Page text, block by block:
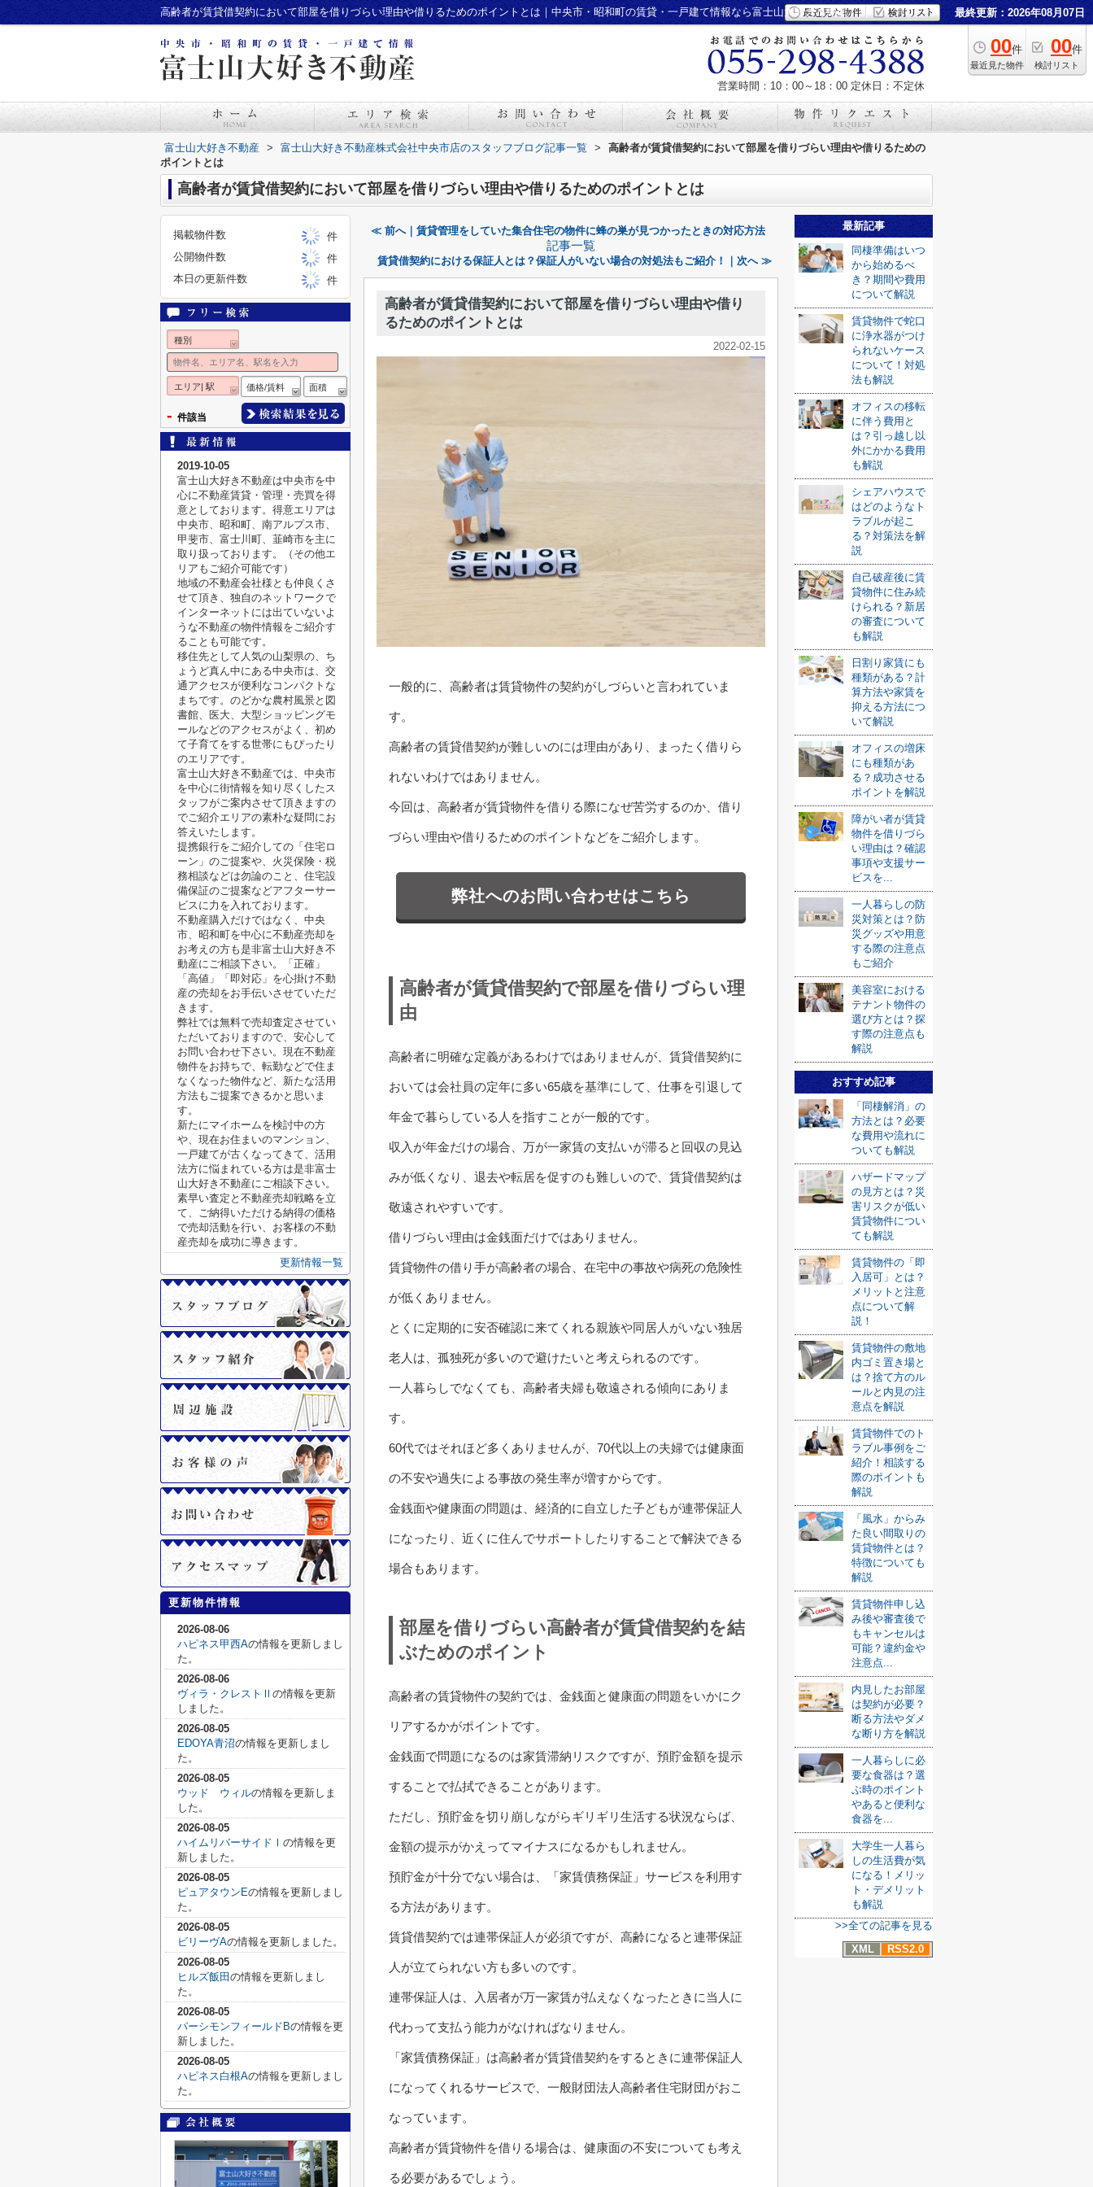
高齢者が賃貸借契約において部屋を借りづらい理由や借りるためのポイントとは｜中央市・昭和町の賃貸・一戸建て情報なら富士山大好き不動産 最終更新：2026年08月07日
00件
最近見た物件
00件
検討リスト
営業時間：10：00～18：00 定休日：不定休
富士山大好き不動産 > 富士山大好き不動産株式会社中央市店のスタッフブログ記事一覧 >
高齢者が賃貸借契約において部屋を借りづらい理由や借りるための
ポイントとは
高齢者が賃貸借契約において部屋を借りづらい理由や借りるためのポイントとは
≪ 前へ｜賃貸管理をしていた集合住宅の物件に蜂の巣が見つかったときの対応方法
記事一覧
賃貸借契約における保証人とは？保証人がいない場合の対処法もご紹介！｜次へ ≫
高齢者が賃貸借契約において部屋を借りづらい理由や借り
るためのポイントとは
2022-02-15
一般的に、高齢者は賃貸物件の契約がしづらいと言われていま
す。
高齢者の賃貸借契約が難しいのには理由があり、まったく借りら
れないわけではありません。
今回は、高齢者が賃貸物件を借りる際になぜ苦労するのか、借り
づらい理由や借りるためのポイントなどをご紹介します。
弊社へのお問い合わせはこちら
高齢者が賃貸借契約で部屋を借りづらい理
由
高齢者に明確な定義があるわけではありませんが、賃貸借契約に
おいては会社員の定年に多い65歳を基準にして、仕事を引退して
年金で暮らしている人を指すことが一般的です。
収入が年金だけの場合、万が一家賃の支払いが滞ると回収の見込
みが低くなり、退去や転居を促すのも難しいので、賃貸借契約は
敬遠されやすいです。
借りづらい理由は金銭面だけではありません。
賃貸物件の借り手が高齢者の場合、在宅中の事故や病死の危険性
が低くありません。
とくに定期的に安否確認に来てくれる親族や同居人がいない独居
老人は、孤独死が多いので避けたいと考えられるのです。
一人暮らしでなくても、高齢者夫婦も敬遠される傾向にありま
す。
60代ではそれほど多くありませんが、70代以上の夫婦では健康面
の不安や過失による事故の発生率が増すからです。
金銭面や健康面の問題は、経済的に自立した子どもが連帯保証人
になったり、近くに住んでサポートしたりすることで解決できる
場合もあります。
部屋を借りづらい高齢者が賃貸借契約を結
ぶためのポイント
高齢者の賃貸物件の契約では、金銭面と健康面の問題をいかにク
リアするかがポイントです。
金銭面で問題になるのは家賃滞納リスクですが、預貯金額を提示
することで払拭できることがあります。
ただし、預貯金を切り崩しながらギリギリ生活する状況ならば、
金額の提示がかえってマイナスになるかもしれません。
預貯金が十分でない場合は、「家賃債務保証」サービスを利用す
る方法があります。
賃貸借契約では連帯保証人が必須ですが、高齢になると連帯保証
人が立てられない方も多いのです。
連帯保証人は、入居者が万一家賃が払えなくなったときに当人に
代わって支払う能力がなければなりません。
「家賃債務保証」は高齢者が賃貸借契約をするときに連帯保証人
になってくれるサービスで、一般財団法人高齢者住宅財団がおこ
なっています。
高齢者が賃貸物件を借りる場合は、健康面の不安についても考え
る必要があるでしょう。
最新記事
同棲準備はいつ
から始めるべ
き？期間や費用
について解説
賃貸物件で蛇口
に浄水器がつけ
られないケース
について！対処
法も解説
オフィスの移転
に伴う費用と
は？引っ越し以
外にかかる費用
も解説
シェアハウスで
はどのようなト
ラブルが起こ
る？対策法を解
説
自己破産後に賃
貸物件に住み続
けられる？新居
の審査について
も解説
日割り家賃にも
種類がある？計
算方法や家賃を
抑える方法につ
いて解説
オフィスの増床
にも種類があ
る？成功させる
ポイントを解説
障がい者が賃貸
物件を借りづら
い理由は？確認
事項や支援サー
ビスを...
一人暮らしの防
災対策とは？防
災グッズや用意
する際の注意点
もご紹介
美容室における
テナント物件の
選び方とは？探
す際の注意点も
解説
おすすめ記事
「同棲解消」の
方法とは？必要
な費用や流れに
ついても解説
ハザードマップ
の見方とは？災
害リスクが低い
賃貸物件につい
ても解説
賃貸物件の「即
入居可」とは？
メリットと注意
点について解
説！
賃貸物件の敷地
内ゴミ置き場と
は？捨て方のル
ールと内見の注
意点を解説
賃貸物件でのト
ラブル事例をご
紹介！相談する
際のポイントも
解説
「風水」からみ
た良い間取りの
賃貸物件とは？
特徴についても
解説
賃貸物件申し込
み後や審査後で
もキャンセルは
可能？違約金や
注意点...
内見したお部屋
は契約が必要？
断る方法やダメ
な断り方を解説
一人暮らしに必
要な食器は？選
ぶ時のポイント
やあると便利な
食器を...
大学生一人暮ら
しの生活費が気
になる！メリッ
ト・デメリット
も解説
>>全ての記事を見る
XML
RSS2.0
掲載物件数
件
公開物件数
件
本日の更新件数
件
種別
エリア| 駅 価格/賃料 面積
- 件該当
2019-10-05
富士山大好き不動産は中央市を中
心に不動産賃貸・管理・売買を得
意としております。得意エリアは
中央市、昭和町、南アルプス市、
甲斐市、富士川町、韮崎市を主に
取り扱っております。（その他エ
リアもご紹介可能です）
地域の不動産会社様とも仲良くさ
せて頂き、独自のネットワークで
インターネットには出ていないよ
うな不動産の物件情報をご紹介す
ることも可能です。
移住先として人気の山梨県の、ち
ょうど真ん中にある中央市は、交
通アクセスが便利なコンパクトな
まちです。のどかな農村風景と図
書館、医大、大型ショッピングモ
ールなどのアクセスがよく、初め
て子育てをする世帯にもぴったり
のエリアです。
富士山大好き不動産では、中央市
を中心に街情報を知り尽くしたス
タッフがご案内させて頂きますの
でご紹介エリアの素朴な疑問にお
答えいたします。
提携銀行をご紹介しての「住宅ロ
ーン」のご提案や、火災保険・税
務相談などは勿論のこと、住宅設
備保証のご提案などアフターサー
ビスに力を入れております。
不動産購入だけではなく、中央
市、昭和町を中心に不動産売却を
お考えの方も是非富士山大好き不
動産にご相談下さい。「正確」
「高値」「即対応」を心掛け不動
産の売却をお手伝いさせていただ
きます。
弊社では無料で売却査定させてい
ただいておりますので、安心して
お問い合わせ下さい。現在不動産
物件をお持ちで、転勤などで住ま
なくなった物件など、新たな活用
方法もご提案できるかと思いま
す。
新たにマイホームを検討中の方
や、現在お住まいのマンション、
一戸建てが古くなってきて、活用
法方に悩まれている方は是非富士
山大好き不動産にご相談下さい。
素早い査定と不動産売却戦略を立
て、ご納得いただける納得の価格
で売却活動を行い、お客様の不動
産売却を成功に導きます。
更新情報一覧
更新物件情報
2026-08-06
ハピネス甲西Aの情報を更新しまし
た。
2026-08-06
ヴィラ・クレストⅡ の情報を更新
しました。
2026-08-05
EDOYA青沼の情報を更新しまし
た。
2026-08-05
ウッド ウィルの情報を更新しま
した。
2026-08-05
ハイムリバーサイドⅠ の情報を更
新しました。
2026-08-05
ピュアタウンEの情報を更新しまし
た。
2026-08-05
ビリーヴAの情報を更新しました。
2026-08-05
ヒルズ飯田 の情報を更新しまし
た。
2026-08-05
パーシモンフィールドBの情報を更
新しました。
2026-08-05
ハピネス白根Aの情報を更新しまし
た。